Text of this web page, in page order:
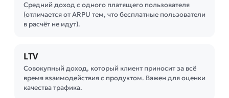
Средний доход с одного платящего пользователя
(отличается от ARPU тем, что бесплатные пользователи
в расчёт не идут).
LTV
Совокупный доход, который клиент приносит за всё
время взаимодействия с продуктом. Важен для оценки
качества трафика.